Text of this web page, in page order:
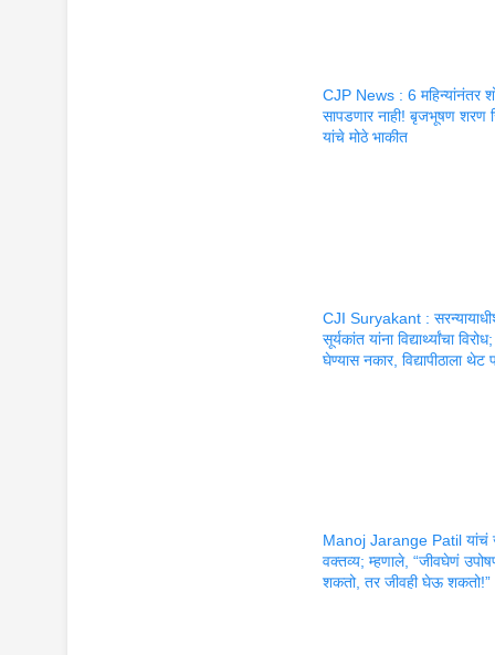
CJP News : 6 महिन्यांनंतर
सापडणार नाही! बृजभूषण शरण
यांचे मोठे भाकीत
CJI Suryakant :
सूर्यकांत यांना विद्यार्थ्यांचा
घेण्यास नकार, विद्यापीठाला थेट
Manoj Jarange Patil यांचं
वक्तव्य; म्हणाले, “जीवघेणं
शकतो, तर जीवही घेऊ शकतो!”